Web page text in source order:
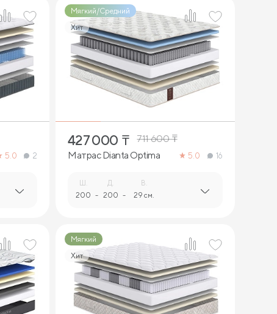
5.0 2
Мягкий/Средний
Хит
2
427 000 ₸ 711 600₸
Матрас Dianta Optima
5.0 16
Ш.
200 -
Д.
200 -
В.
29 см.
Мягкий
Хит
2